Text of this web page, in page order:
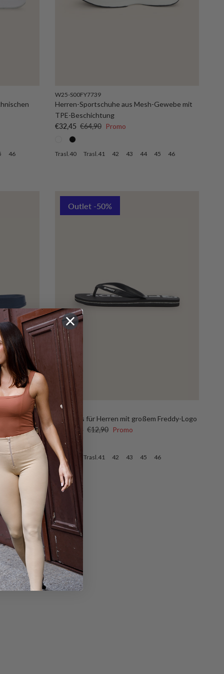
46
W25-S00FY7739
Herren-Sportschuhe aus Mesh-Gewebe mit
TPE-Beschichtung
Verkaufspreis
€32,45 Normaler Preis
€64,90 Promo
Trasl.40 Trasl.41 42 43 44 45 46
46
Outlet -50%
FY3272
Flip-Flops für Herren mit großem Freddy-Logo
Verkaufspreis
Ab €6,45 Normaler Preis
€12,90 Promo
Trasl.40 Trasl.41 42 43 45 46